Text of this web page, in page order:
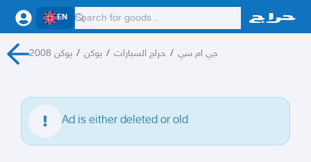
EN
يوكن 2008 / يوكن / حراج السيارات / جي ام سي
Ad is either deleted or old